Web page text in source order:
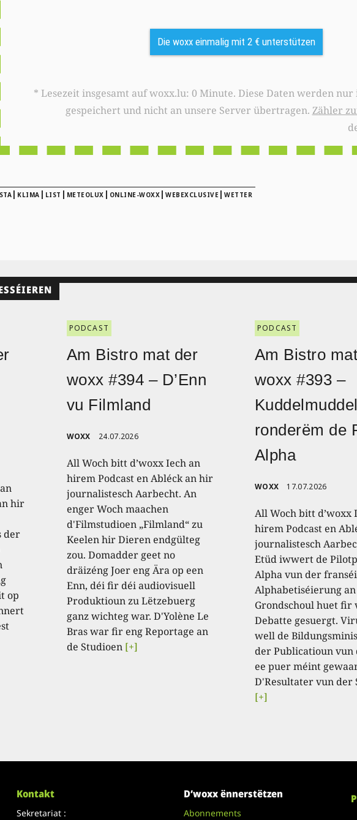
Die woxx einmalig mit 2 € unterstützen
* Lesezeit insgesamt auf woxx.lu: 0 Minute. Diese Daten werden nur in Ihrem Browser
gespeichert und nicht an unsere Server übertragen. Zähler
| KLIMA | LIST | METEOLUX | ONLINE-WOXX | WEBEXCLUSIVE | WETTER
hir
der
op
PODCAST
Am Bistro mat der
woxx #394 – D’Enn
vu Filmland
WOXX 24.07.2026
All Woch bitt d’woxx Iech an
hirem Podcast en Abléck an hir
journalistesch Aarbecht. An
enger Woch maachen
d'Filmstudioen „Filmland“ zu
Keelen hir Dieren endgülteg
zou. Domadder geet no
dräizéng Joer eng Ära op een
Enn, déi fir déi audiovisuell
Produktioun zu Lëtzebuerg
ganz wichteg war. D'Yolène Le
Bras war fir eng Reportage an
de Studioen [+]
PODCAST
Am Bistro
woxx #393 –
Kuddelmuddel
ronderëm de
Alpha
WOXX 17.07.2026
All Woch bitt d’woxx
hirem Podcast en
journalistesch
Etüd iwwert de
Alpha vun der
Alphabetiséierung
Grondschoul huet fir
Debatte gesuergt.
well de
der Publicatioun vun
ee puer méint
D'Resultater vun der
[+]
Kontakt
Sekretariat :
D’woxx ënnerstëtzen
Abonnements